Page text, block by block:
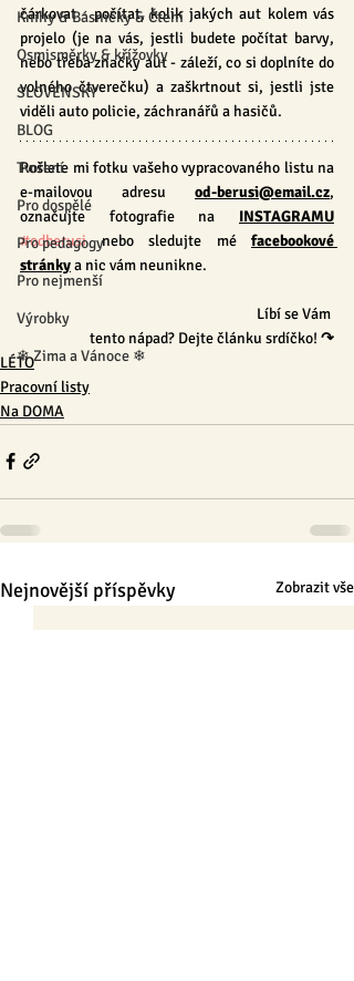
Knihy & Básničky & Čtení
Osmisměrky & křížovky
SLOVENSKY
BLOG
Tvoření
Pro dospělé
Pro pedagogy
Pro nejmenší
Výrobky
❄ Zima a Vánoce ❄
čárkovat - počítat, kolik jakých aut kolem vás
projelo (je na vás, jestli budete počítat barvy,
nebo třeba značky aut - záleží, co si doplníte do
volného čtverečku) a zaškrtnout si, jestli jste
viděli auto policie, záchranářů a hasičů.
Pošlete mi fotku vašeho vypracovaného listu na
e-mailovou adresu od-berusi@email.cz,
označujte fotografie na INSTAGRAMU
#odberusi nebo sledujte mé facebookové
stránky a nic vám neunikne.
                                                                      Líbí se Vám
tento nápad? Dejte článku srdíčko! ↷
LÉTO
Pracovní listy
Na DOMA
Nejnovější příspěvky Zobrazit vše